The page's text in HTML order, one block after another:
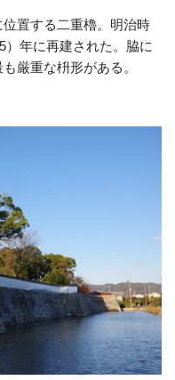
置する二重櫓。明治時
）年に再建された。脇に
厳重な枡形がある。